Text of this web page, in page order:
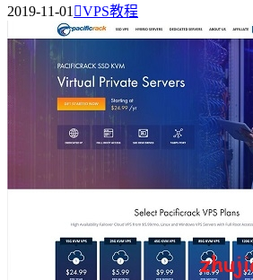
2019-11-01 VPS教程